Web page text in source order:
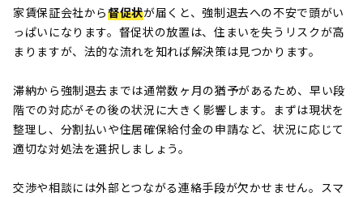
家賃保証会社から督促状が届くと、強制退去への不安で頭がい
っぱいになります。督促状の放置は、住まいを失うリスクが高
まりますが、法的な流れを知れば解決策は見つかります。
滞納から強制退去までは通常数ヶ月の猶予があるため、早い段
階での対応がその後の状況に大きく影響します。まずは現状を
整理し、分割払いや住居確保給付金の申請など、状況に応じて
適切な対処法を選択しましょう。
交渉や相談には外部とつながる連絡手段が欠かせません。スマ